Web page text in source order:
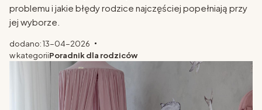
problemu i jakie błędy rodzice najczęściej popełniają przy
jej wyborze.
dodano: 13-04-2026
w kategoriiPoradnik dla rodziców